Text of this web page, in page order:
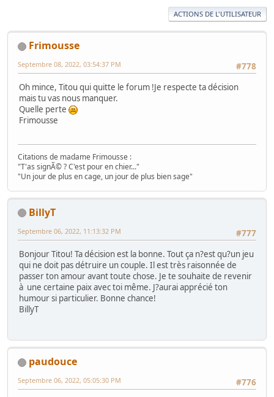
ACTIONS DE L'UTILISATEUR
Frimousse
#778
Septembre 08, 2022, 03:54:37 PM
Oh mince, Titou qui quitte le forum !Je respecte ta décision
mais tu vas nous manquer.
Quelle perte
Frimousse
Citations de madame Frimousse :
"T'as signÃ© ? C'est pour en chier..."
"Un jour de plus en cage, un jour de plus bien sage"
BillyT
#777
Septembre 06, 2022, 11:13:32 PM
Bonjour Titou! Ta décision est la bonne. Tout ça n?est qu?un jeu
qui ne doit pas détruire un couple. Il est très raisonnée de
passer ton amour avant toute chose. Je te souhaite de revenir
à une certaine paix avec toi même. J?aurai apprécié ton
humour si particulier. Bonne chance!
BillyT
paudouce
#776
Septembre 06, 2022, 05:05:30 PM